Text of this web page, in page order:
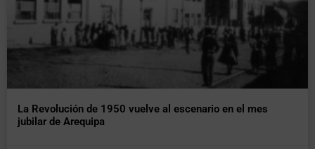
La Revolución de 1950 vuelve al escenario en el mes
jubilar de Arequipa